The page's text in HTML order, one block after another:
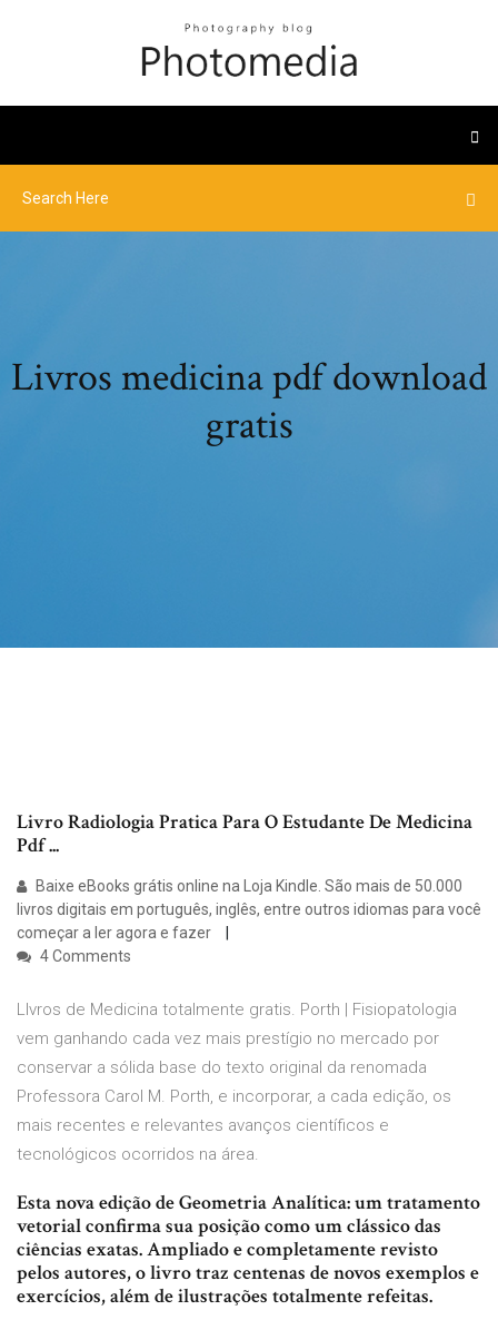
Livros medicina pdf download
gratis
Livro Radiologia Pratica Para O Estudante De Medicina
Pdf ...
Baixe eBooks grátis online na Loja Kindle. São mais de 50.000
livros digitais em português, inglês, entre outros idiomas para você
começar a ler agora e fazer
4 Comments
LIvros de Medicina totalmente gratis. Porth | Fisiopatologia
vem ganhando cada vez mais prestígio no mercado por
conservar a sólida base do texto original da renomada
Professora Carol M. Porth, e incorporar, a cada edição, os
mais recentes e relevantes avanços científicos e
tecnológicos ocorridos na área.
Esta nova edição de Geometria Analítica: um tratamento
vetorial confirma sua posição como um clássico das
ciências exatas. Ampliado e completamente revisto
pelos autores, o livro traz centenas de novos exemplos e
exercícios, além de ilustrações totalmente refeitas.